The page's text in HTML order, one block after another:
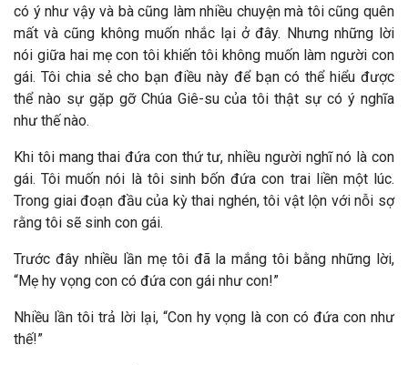
có ý như vậy và bà cũng làm nhiều chuyện mà tôi cũng quên
mất và cũng không muốn nhắc lại ở đây. Nhưng những lời
nói giữa hai mẹ con tôi khiến tôi không muốn làm người con
gái. Tôi chia sẻ cho bạn điều này để bạn có thể hiểu được
thể nào sự gặp gỡ Chúa Giê-su của tôi thật sự có ý nghĩa
như thế nào.
Khi tôi mang thai đứa con thứ tư, nhiều người nghĩ nó là con
gái. Tôi muốn nói là tôi sinh bốn đứa con trai liền một lúc.
Trong giai đoạn đầu của kỳ thai nghén, tôi vật lộn với nỗi sợ
rằng tôi sẽ sinh con gái.
Trước đây nhiều lần mẹ tôi đã la mắng tôi bằng những lời,
“Mẹ hy vọng con có đứa con gái như con!”
Nhiều lần tôi trả lời lại, “Con hy vọng là con có đứa con như
thế!”